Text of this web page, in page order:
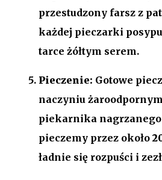
przestudzony farsz z
każdej pieczarki
tarce żółtym serem.
Pieczenie: Gotowe
naczyniu
piekarnika nagrzanego
pieczemy przez około
ładnie się rozpuści i